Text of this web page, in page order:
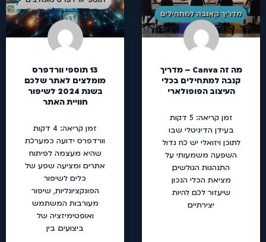
מה זה Canva – מדריך
קנבה למתחילים בכלי
העיצוב הפופולארי
זמן קריאה: 5 דקות
בעידן הדיגיטלי שבו
לתוכן ויזואלי יש כח גדול
השפעה משמעותי על
התנהגות הגולשים,
מציאת הכלי הנכון
שיעזור לכם להיות
יצירתיים
13 תוספי וורדפרס
מומלצים לאתר שלכם
בשנת 2024 לשיפור
חוויית האתר
זמן קריאה: 4 דקות
וורדפרס ידועה כמערכת
שהיא מעצמה לפיתוח
אתרים ומציעה שפע של
כלים לשיפור
הפונקציונליות, שיפור
מעורבות המשתמש
ואופטימיזציה של
ביצועים. בין